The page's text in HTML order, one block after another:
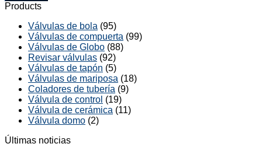
Products
Válvulas de bola (95)
Válvulas de compuerta (99)
Válvulas de Globo (88)
Revisar válvulas (92)
Válvulas de tapón (5)
Válvulas de mariposa (18)
Coladores de tubería (9)
Válvula de control (19)
Válvula de cerámica (11)
Válvula domo (2)
Últimas noticias